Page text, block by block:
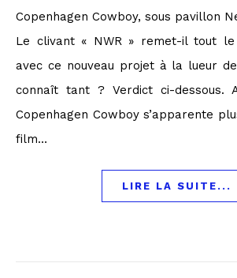
Copenhagen Cowboy, sous pavillon
Le clivant « NWR » remet-il tout le
avec ce nouveau projet à la lueur
connaît tant ? Verdict ci-dessous.
Copenhagen Cowboy s’apparente
film…
LIRE LA SUITE...